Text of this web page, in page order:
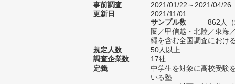
事前調査
2021/01/22～2021/04/26
更新日
2021/11/01
サンプル数
862人
圏／甲信越・北陸／東海
縄を含む全国調査におけ
規定人数
50人以上
調査企業数
17社
定義
中学生を対象に高校受験
いる塾